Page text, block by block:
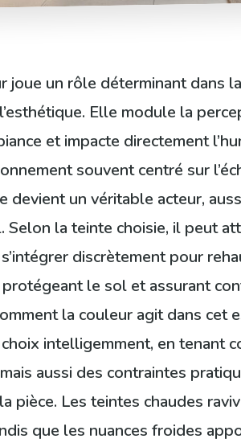
joue un rôle déterminant dans
Elle module la
et impacte directement
souvent centré sur
devient un véritable acteur,
Selon la teinte choisie, il peut
discrètement pour
le sol et assurant
la couleur agit dans cet
choix intelligemment, en tenant
aussi des contraintes
pièce. Les teintes chaudes
que les nuances froides